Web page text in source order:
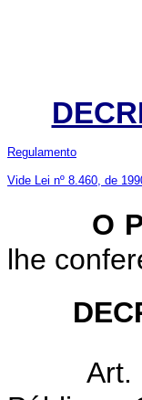
Regulamento
Vide Lei nº 8.460, de
O
lhe
Art.